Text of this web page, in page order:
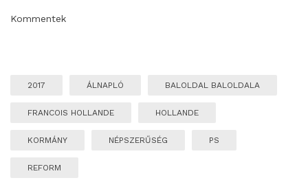
Kommentek
2017 ÁLNAPLÓ BALOLDAL BALOLDALA
FRANCOIS HOLLANDE HOLLANDE
KORMÁNY NÉPSZERŰSÉG PS
REFORM